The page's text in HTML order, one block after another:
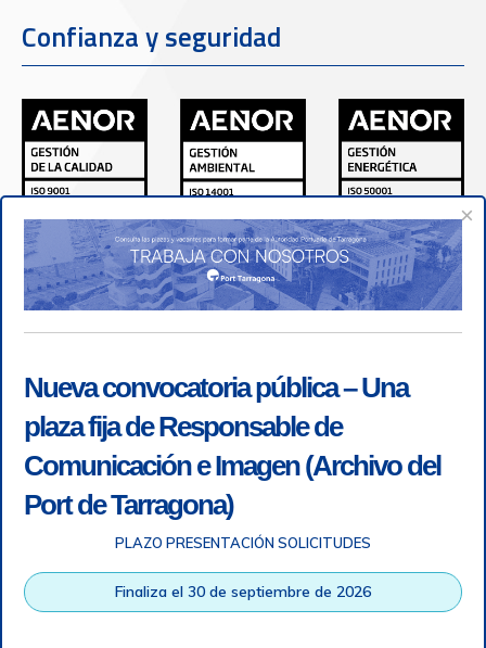
Confianza y seguridad
Autoridad Portuaria de Tarragona © Todos los derechos
×
Nueva convocatoria pública – Una
plaza fija de Responsable de
Comunicación e Imagen (Archivo del
Port de Tarragona)
PLAZO PRESENTACIÓN SOLICITUDES
Finaliza el 30 de septiembre de 2026